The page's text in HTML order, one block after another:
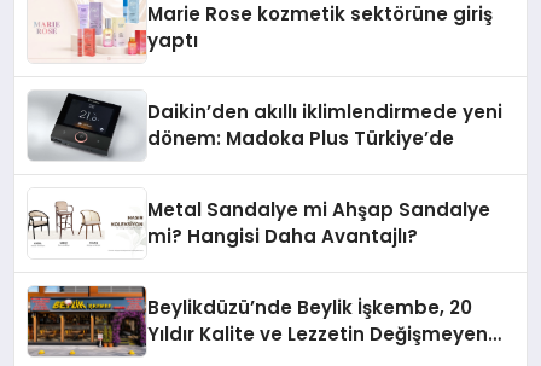
Marie Rose kozmetik sektörüne giriş
yaptı
Daikin’den akıllı iklimlendirmede yeni
dönem: Madoka Plus Türkiye’de
Metal Sandalye mi Ahşap Sandalye
mi? Hangisi Daha Avantajlı?
Beylikdüzü’nde Beylik İşkembe, 20
Yıldır Kalite ve Lezzetin Değişmeyen